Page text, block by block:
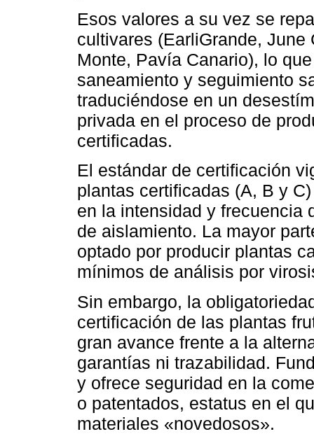
Esos valores a su vez se
cultivares (EarliGrande,
Monte, Pavía Canario), lo
saneamiento y seguimiento
traduciéndose en un
privada en el proceso de
certificadas.
El estándar de certificación
plantas certificadas (A, B y
en la intensidad y frecuencia
de aislamiento. La mayor
optado por producir plantas
mínimos de análisis por
Sin embargo, la
certificación de las plantas
gran avance frente a la
garantías ni trazabilidad.
y ofrece seguridad en la
o patentados, estatus en el
materiales «novedosos».